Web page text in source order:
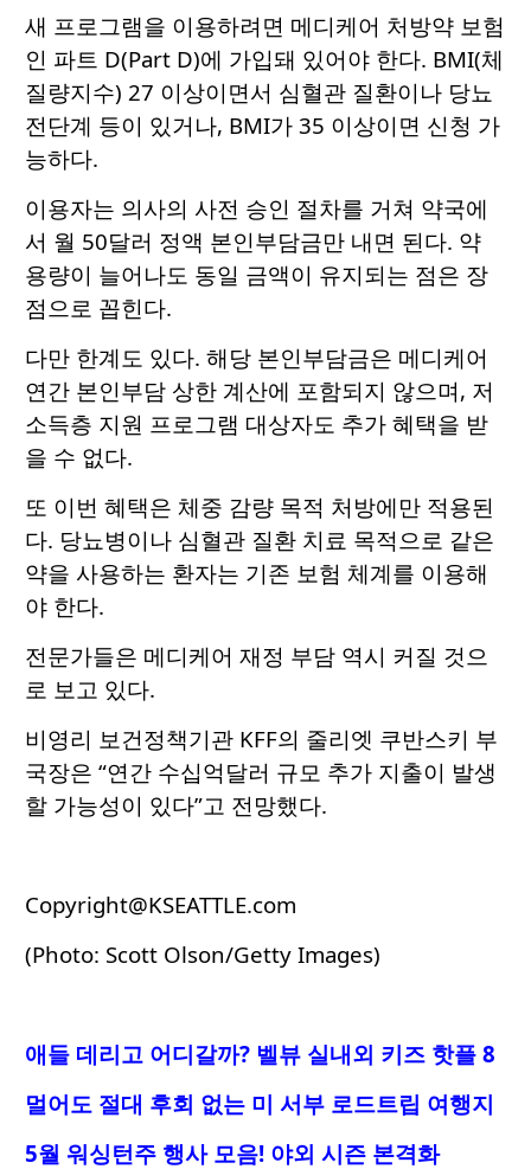
새 프로그램을 이용하려면 메디케어 처방약 보험
인 파트 D(Part D)에 가입돼 있어야 한다. BMI(체
질량지수) 27 이상이면서 심혈관 질환이나 당뇨
전단계 등이 있거나, BMI가 35 이상이면 신청 가
능하다.
이용자는 의사의 사전 승인 절차를 거쳐 약국에
서 월 50달러 정액 본인부담금만 내면 된다. 약
용량이 늘어나도 동일 금액이 유지되는 점은 장
점으로 꼽힌다.
다만 한계도 있다. 해당 본인부담금은 메디케어
연간 본인부담 상한 계산에 포함되지 않으며, 저
소득층 지원 프로그램 대상자도 추가 혜택을 받
을 수 없다.
또 이번 혜택은 체중 감량 목적 처방에만 적용된
다. 당뇨병이나 심혈관 질환 치료 목적으로 같은
약을 사용하는 환자는 기존 보험 체계를 이용해
야 한다.
전문가들은 메디케어 재정 부담 역시 커질 것으
로 보고 있다.
비영리 보건정책기관 KFF의 줄리엣 쿠반스키 부
국장은 “연간 수십억달러 규모 추가 지출이 발생
할 가능성이 있다”고 전망했다.
Copyright@KSEATTLE.com
(Photo: Scott Olson/Getty Images)
애들 데리고 어디갈까? 벨뷰 실내외 키즈 핫플 8
멀어도 절대 후회 없는 미 서부 로드트립 여행지
5월 워싱턴주 행사 모음! 야외 시즌 본격화